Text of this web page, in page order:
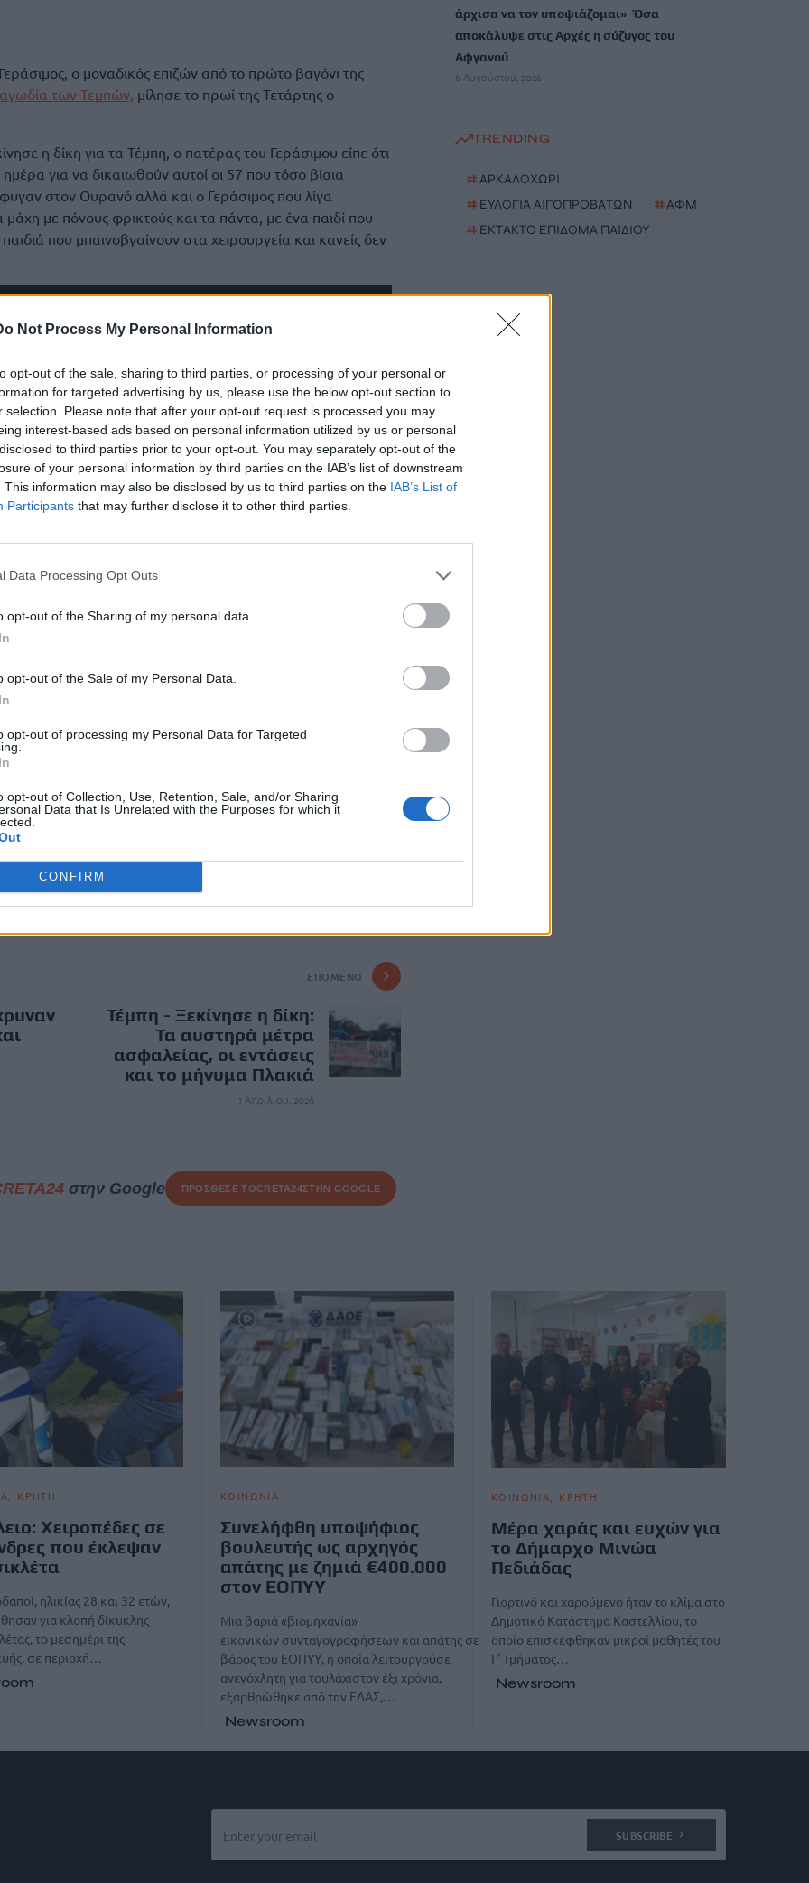
Not Process My Personal Information
opt-out of the sale, sharing to third parties, or processing of your personal or
for targeted advertising by us, please use the below opt-out section to
selection. Please note that after your opt-out request is processed you may
interest-based ads based on personal information utilized by us or personal
to third parties prior to your opt-out. You may separately opt-out of the
of your personal information by third parties on the IAB’s list of downstream
This information may also be disclosed by us to third parties on the IAB’s List of
Participants that may further disclose it to other third parties.
Data Processing Opt Outs
opt-out of the Sharing of my personal data.
opt-out of the Sale of my Personal Data.
opt-out of processing my Personal Data for Targeted
opt-out of Collection, Use, Retention, Sale, and/or Sharing
Data that Is Unrelated with the Purposes for which it
CONFIRM
ο μοναδικός επιζών από το πρώτο βαγόνι της
των Τεμπών, μίλησε το πρωί της Τετάρτης ο
η δίκη για τα Τέμπη, ο πατέρας του Γεράσιμου είπε ότι
για να δικαιωθούν αυτοί οι 57 που τόσο βίαια
στον Ουρανό αλλά και ο Γεράσιμος που λίγα
μάχη με πόνους φρικτούς και τα πάντα, με ένα παιδί που
που μπαινοβγαίνουν στα χειρουργεία και κανείς δεν
δικαστική αίθουσα είπε «εύχομαι να γίνει δίκαιη
να γλιτώσεις κανείς. Ελπίζω ότι θα γίνει μια δίκαιη
να δικαιωθεί» συμπλήρωσε ο πατέρας του νεαρού.
που βρίσκεται ο Γεράσιμος, αρκέστηκε να πει ότι «το
με μια τεράστια ομάδα γιατρών και με την αγάπη
Λάρισα)».
ΕΠΌΜΕΝΟ
Τέμπη - Ξεκίνησε η δίκη:
Τα αυστηρά μέτρα
ασφαλείας, οι εντάσεις
και το μήνυμα Πλακιά
1 Απριλίου, 2026
στην Google ΠΡΟΣΘΕΣΕ ΤΟCRETA24ΣΤΗΝ GOOGLE
άρχισα να τον υποψιάζομαι» -Όσα
αποκάλυψε στις Aρχές η σύζυγος του
Αφγανού
6 Αυγούστου, 2026
TRENDING
#ΑΡΚΑΛΟΧΩΡΙ
# ΕΥΛΟΓΙΑ ΑΙΓΟΠΡΟΒΑΤΩΝ #ΑΦΜ
# ΕΚΤΑΚΤΟ ΕΠΙΔΟΜΑ ΠΑΙΔΙΟΥ
ΚΡΗΤΗ
Χειροπέδες σε
που έκλεψαν
ηλικίας 28 και 32 ετών,
για κλοπή δίκυκλης
το μεσημέρι της
σε περιοχή…
ΚΟΙΝΩΝΙΑ
Συνελήφθη υποψήφιος
βουλευτής ως αρχηγός
απάτης με ζημιά €400.000
στον ΕΟΠΥΥ
Μια βαριά «βιομηχανία»
εικονικών συνταγογραφήσεων και απάτης σε
βάρος του ΕΟΠΥΥ, η οποία λειτουργούσε
ανενόχλητη για τουλάχιστον έξι χρόνια,
εξαρθρώθηκε από την ΕΛΑΣ,…
Newsroom
ΚΟΙΝΩΝΙΑ ΚΡΗΤΗ
Μέρα χαράς και ευχών για
το Δήμαρχο Μινώα
Πεδιάδας
Γιορτινό και χαρούμενο ήταν το κλίμα στο
Δημοτικό Κατάστημα Καστελλίου, το
οποίο επισκέφθηκαν μικροί μαθητές του
Γ’ Τμήματος…
Newsroom
SUBSCRIBE